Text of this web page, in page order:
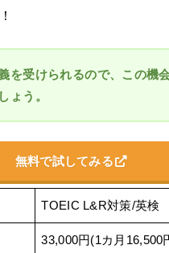
を受けられるので、この機
ょう。
無料で試してみる
TOEIC L&R対策/英検
33,000円(1カ月16,500